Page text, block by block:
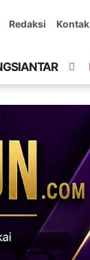
Redaksi Kontak